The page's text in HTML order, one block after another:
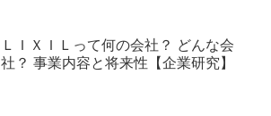
ＬＩＸＩＬって何の会社？ どんな会
社？ 事業内容と将来性【企業研究】